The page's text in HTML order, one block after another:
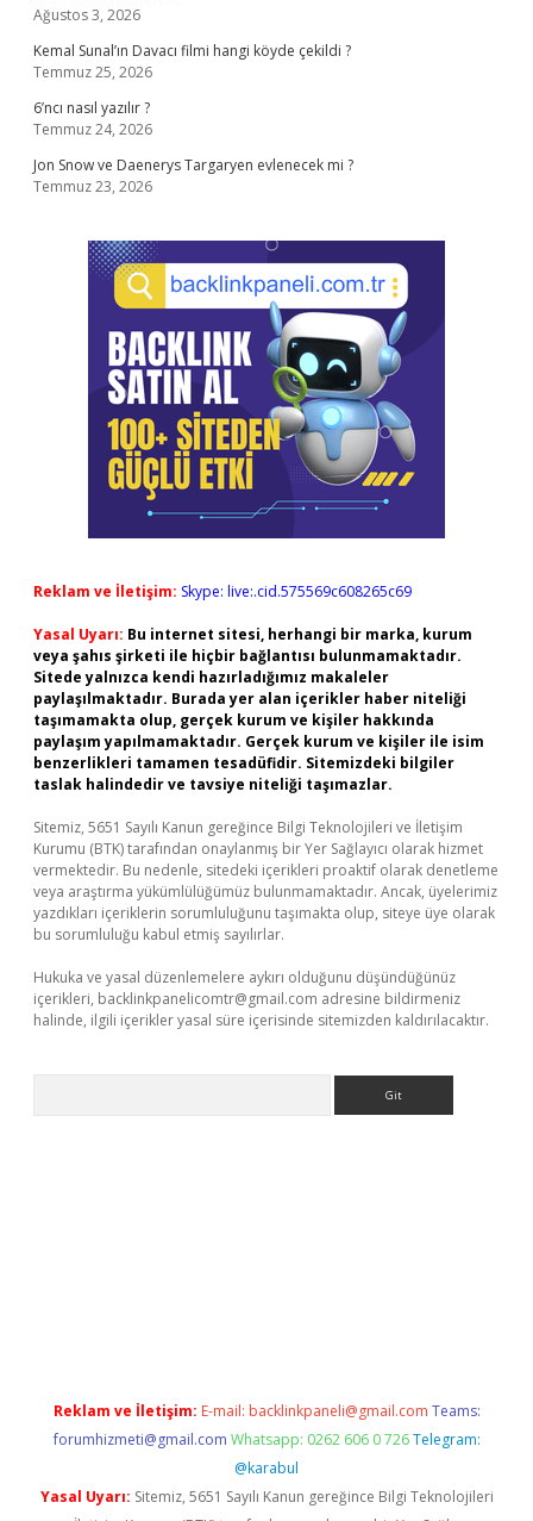
Ağustos 3, 2026
Kemal Sunal’ın Davacı filmi hangi köyde çekildi ?
Temmuz 25, 2026
6’ncı nasıl yazılır ?
Temmuz 24, 2026
Jon Snow ve Daenerys Targaryen evlenecek mi ?
Temmuz 23, 2026
Reklam ve İletişim: Skype: live:.cid.575569c608265c69
Yasal Uyarı: Bu internet sitesi, herhangi bir marka, kurum
veya şahıs şirketi ile hiçbir bağlantısı bulunmamaktadır.
Sitede yalnızca kendi hazırladığımız makaleler
paylaşılmaktadır. Burada yer alan içerikler haber niteliği
taşımamakta olup, gerçek kurum ve kişiler hakkında
paylaşım yapılmamaktadır. Gerçek kurum ve kişiler ile isim
benzerlikleri tamamen tesadüfidir. Sitemizdeki bilgiler
taslak halindedir ve tavsiye niteliği taşımazlar.
Sitemiz, 5651 Sayılı Kanun gereğince Bilgi Teknolojileri ve İletişim
Kurumu (BTK) tarafından onaylanmış bir Yer Sağlayıcı olarak hizmet
vermektedir. Bu nedenle, sitedeki içerikleri proaktif olarak denetleme
veya araştırma yükümlülüğümüz bulunmamaktadır. Ancak, üyelerimiz
yazdıkları içeriklerin sorumluluğunu taşımakta olup, siteye üye olarak
bu sorumluluğu kabul etmiş sayılırlar.
Hukuka ve yasal düzenlemelere aykırı olduğunu düşündüğünüz
içerikleri, backlinkpanelicomtr@gmail.com adresine bildirmeniz
halinde, ilgili içerikler yasal süre içerisinde sitemizden kaldırılacaktır.
Reklam ve İletişim: E-mail: backlinkpaneli@gmail.com Teams:
forumhizmeti@gmail.com Whatsapp: 0262 606 0 726 Telegram:
@karabul
Yasal Uyarı: Sitemiz, 5651 Sayılı Kanun gereğince Bilgi Teknolojileri